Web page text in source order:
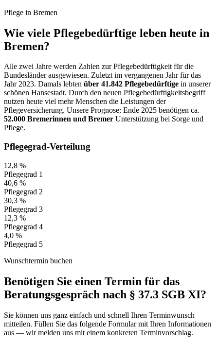
Pflege in Bremen
Wie viele Pflegebedürftige leben heute in
Bremen?
Alle zwei Jahre werden Zahlen zur Pflegebedürftigkeit für die
Bundesländer ausgewiesen. Zuletzt im vergangenen Jahr für das
Jahr 2023. Damals lebten über 41.842 Pflegebedürftige in unserer
schönen Hansestadt. Durch den neuen Pflegebedürftigkeitsbegriff
nutzen heute viel mehr Menschen die Leistungen der
Pflegeversicherung. Unsere Prognose: Ende 2025 benötigen ca.
52.000 Bremerinnen und Bremer Unterstützung bei Sorge und
Pflege.
Pflegegrad-Verteilung
12,8 %
Pflegegrad 1
40,6 %
Pflegegrad 2
30,3 %
Pflegegrad 3
12,3 %
Pflegegrad 4
4,0 %
Pflegegrad 5
Wunschtermin buchen
Benötigen Sie einen Termin für das
Beratungsgespräch nach § 37.3 SGB XI?
Sie können uns ganz einfach und schnell Ihren Terminwunsch
mitteilen. Füllen Sie das folgende Formular mit Ihren Informationen
aus — wir melden uns mit einem konkreten Terminvorschlag.